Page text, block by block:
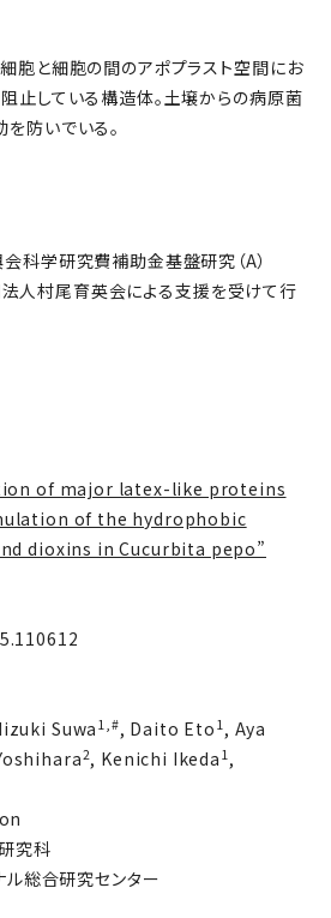
胞と細胞の間のアポプラスト空間にお
止している構造体。土壌からの病原菌
防いでいる。
科学研究費補助金基盤研究（A）
法人村尾育英会による支援を受けて行
of major latex-like proteins
of the hydrophobic
dioxins in Cucurbita pepo”
Suwa1,#, Daito Eto 1 , Aya
2, Kenichi Ikeda 1 ,
究科
総合研究センター